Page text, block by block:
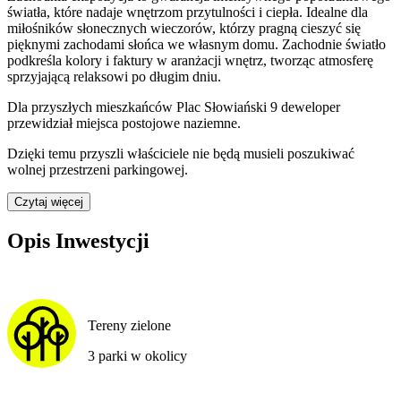
światła, które nadaje wnętrzom przytulności i ciepła. Idealne dla
miłośników słonecznych wieczorów, którzy pragną cieszyć się
pięknymi zachodami słońca we własnym domu. Zachodnie światło
podkreśla kolory i faktury w aranżacji wnętrz, tworząc atmosferę
sprzyjającą relaksowi po długim dniu.
Dla przyszłych mieszkańców Plac Słowiański 9 deweloper
przewidziałmiejsca postojowe naziemne.
Dzięki temu przyszli właściciele nie będą musieli poszukiwać
wolnej przestrzeni parkingowej.
Czytaj więcej
Opis Inwestycji
Tereny zielone
3 parki w okolicy